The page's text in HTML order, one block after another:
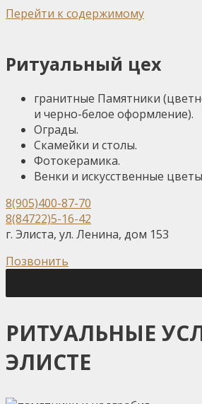
Перейти к содержимому
Ритуальный цех
гранитные Памятники
и черно-белое оформление).
Ограды.
Скамейки и столы.
Фотокерамика.
Венки и искусственные
8(905)400-87-70
8(84722)5-16-42
г. Элиста, ул. Ленина, дом 153
Позвонить
РИТУАЛЬНЫЕ
ЭЛИСТЕ